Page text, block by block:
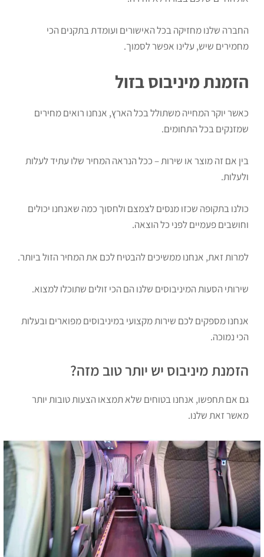
החברה שלנו מחזיקה בכל האישורים ועומדת בתקנים הכי
מחמירים שיש, עלינו אפשר לסמוך.
הזמנת מיניבוס בזול
כאשר יוקר המחייה משתולל בכל הארץ, אנחנו רואים מחירים
שמזנקים בכל התחומים.
בין אם זה מוצר או שירות – ככל הנראה המחיר שלו עתיד לעלות
ולעלות.
כולנו בתקופה שכזו מנסים לצמצם ולחסוך כמה שאנחנו יכולים
וחושבים פעמיים לפני כל הוצאה.
למרות זאת, אנחנו ממשיכים להבטיח לכם את המחיר הזול ביותר.
שירותי הסעות המיניבוסים שלנו הם הכי זולים שתוכלו למצוא.
אנחנו מספקים לכם שירות מקצועי במיניבוסים מפוארים ובעלות
הכי נמוכה.
הזמנת מיניבוס יש יותר טוב מזה?
גם אם תחפשו, אנחנו בטוחים שלא תמצאו הצעות טובות יותר
מאשר זאת שלנו.